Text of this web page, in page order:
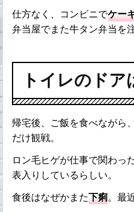
仕方なく、コンビニでケー
弁当屋でまた牛タン弁当を
トイレのド
帰宅後、ご飯を食べながら
だけ観戦。
ロン毛ヒゲが仕事で関わっ
表入りしているらしい。
食後はなぜかまた下痢。最